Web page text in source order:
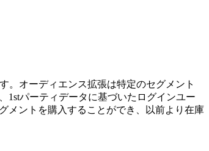
。オーディエンス拡張は特定のセグメント
1stパーティデータに基づいたログインユー
メントを購入することができ、以前より在庫